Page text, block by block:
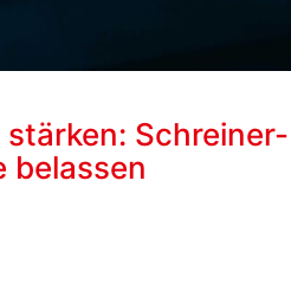
belassen